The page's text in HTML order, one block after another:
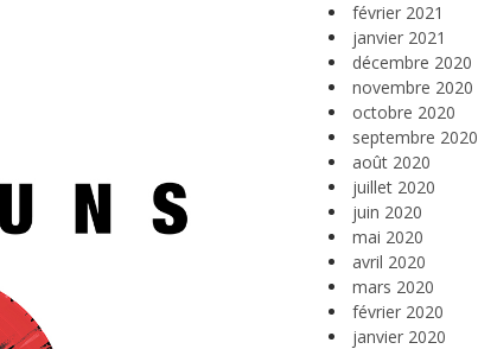
février 2021
janvier 2021
décembre 2020
novembre 2020
octobre 2020
septembre 2020
août 2020
juillet 2020
juin 2020
mai 2020
avril 2020
mars 2020
février 2020
janvier 2020